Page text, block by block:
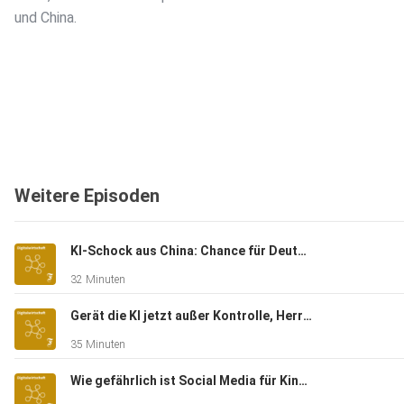
und China.
Weitere Episoden
KI-Schock aus China: Chance für Deutschland?
32 Minuten
Gerät die KI jetzt außer Kontrolle, Herr Krüger?
35 Minuten
Wie gefährlich ist Social Media für Kinder, Herr Korte?